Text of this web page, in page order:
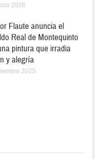
2026
Flaute anuncia el
Real de Montequinto
pintura que irradia
y alegría
2025